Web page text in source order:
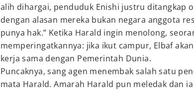
alih dihargai, penduduk Enishi justru ditangkap
dengan alasan mereka bukan negara anggota
punya hak.” Ketika Harald ingin menolong,
memperingatkannya: jika ikut campur, Elbaf
kerja sama dengan Pemerintah Dunia.
Puncaknya, sang agen menembak salah satu
mata Harald. Amarah Harald pun meledak dan